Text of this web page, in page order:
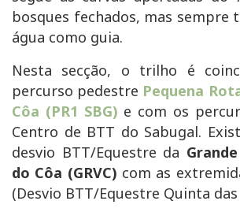
bosques fechados, mas sempre
água como guia.
Nesta secção, o trilho é
percurso pedestre Pequena
Côa (PR1 SBG) e com os
Centro de BTT do Sabugal.
desvio BTT/Equestre da
do Côa (GRVC) com as
(Desvio BTT/Equestre Quinta das